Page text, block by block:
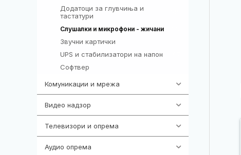
Додатоци за глувчиња и
тастатури
Слушалки и микрофони - жичани
Звучни картички
UPS и стабилизатори на напон
Софтвер
Комуникации и мрежа
Видео надзор
Телевизори и опрема
Аудио опрема